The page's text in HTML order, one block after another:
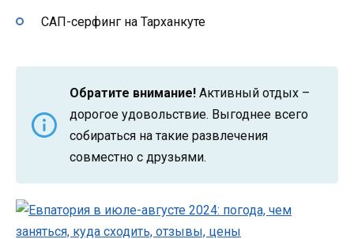
САП-серфинг на Тарханкуте
Обратите внимание! Активный отдых –
дорогое удовольствие. Выгоднее всего
собираться на такие развлечения
совместно с друзьями.